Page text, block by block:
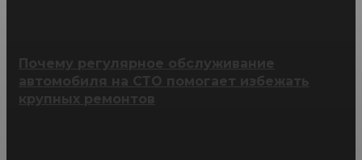
Почему регулярное обслуживание
автомобиля на СТО помогает избежать
крупных ремонтов